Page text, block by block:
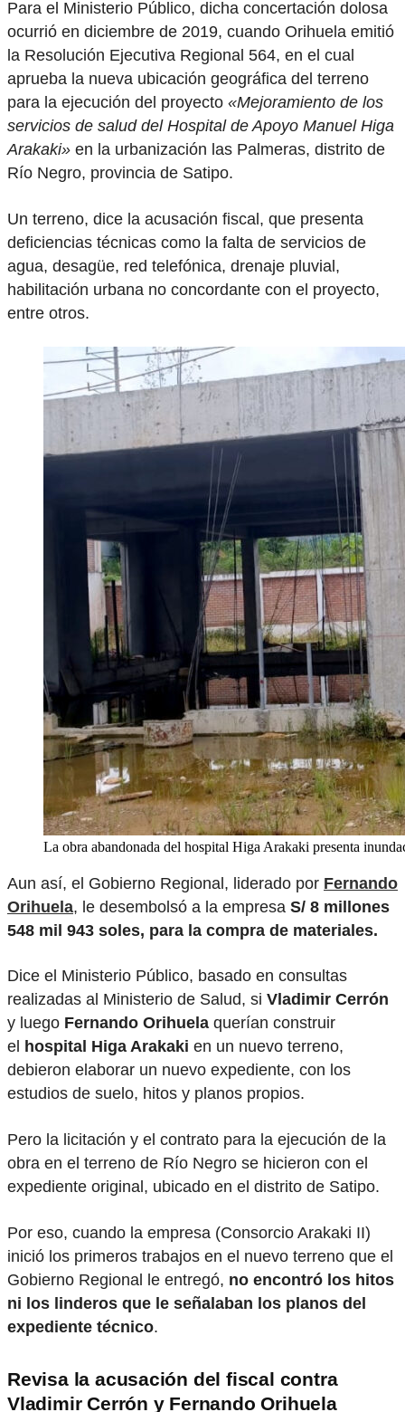
Para el Ministerio Público, dicha concertación dolosa
ocurrió en diciembre de 2019, cuando Orihuela emitió
la Resolución Ejecutiva Regional 564, en el cual
aprueba la nueva ubicación geográfica del terreno
para la ejecución del proyecto «Mejoramiento de los
servicios de salud del Hospital de Apoyo Manuel Higa
Arakaki» en la urbanización las Palmeras, distrito de
Río Negro, provincia de Satipo.
Un terreno, dice la acusación fiscal, que presenta
deficiencias técnicas como la falta de servicios de
agua, desagüe, red telefónica, drenaje pluvial,
habilitación urbana no concordante con el proyecto,
entre otros.
La obra abandonada del hospital Higa Arakaki presenta
Aun así, el Gobierno Regional, liderado por Fernando
Orihuela, le desembolsó a la empresa S/ 8 millones
548 mil 943 soles, para la compra de materiales.
Dice el Ministerio Público, basado en consultas
realizadas al Ministerio de Salud, si Vladimir Cerrón
y luego Fernando Orihuela querían construir
el hospital Higa Arakaki en un nuevo terreno,
debieron elaborar un nuevo expediente, con los
estudios de suelo, hitos y planos propios.
Pero la licitación y el contrato para la ejecución de la
obra en el terreno de Río Negro se hicieron con el
expediente original, ubicado en el distrito de Satipo.
Por eso, cuando la empresa (Consorcio Arakaki II)
inició los primeros trabajos en el nuevo terreno que el
Gobierno Regional le entregó, no encontró los hitos
ni los linderos que le señalaban los planos del
expediente técnico.
Revisa la acusación del fiscal contra
Vladimir Cerrón y Fernando Orihuela